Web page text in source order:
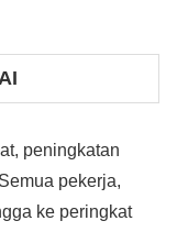
peningkatan
pekerja,
ke peringkat